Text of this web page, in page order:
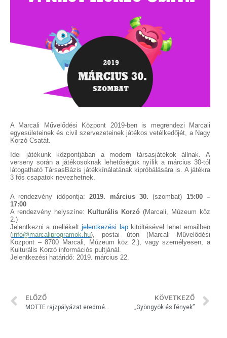
A Marcali Művelődési Központ 2019-ben is megrendezi Marcali
egyesületeinek és civil szervezeteinek játékos vetélkedőjét, a Nagy
Korzó Csatát.
Idei játékunk központjában a modern társasjátékok állnak. A
verseny során a játékosoknak lehetőségük nyílik a március 30-tól
látogatható TársasBázis játékkínálatának kipróbálására is. A játékra
3 fős csapatok nevezhetnek.
A rendezvény időpontja:2019. március 30. (szombat) 15:00 –
17:00
A rendezvény helyszíne:
Kulturális Korzó (Marcali, Múzeum köz
2.)
Jelentkezni a mellékeltjelentkezési lapkitöltésével lehet emailben
(info@marcaliprogramok.hu), postai úton (Marcali Művelődési
Központ – 8700 Marcali, Múzeum köz 2.), vagy személyesen, a
Kulturális Korzó információs pultjánál.
Jelentkezési határidő: 2019. március 22.
ELŐZŐ KÖVETKEZŐ
„Gyöngyök és fények”